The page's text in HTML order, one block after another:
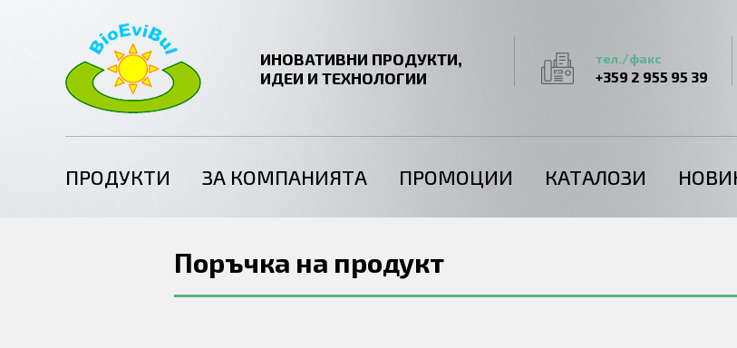
ИНОВАТИВНИ ПРОДУКТИ,
ИДЕИ И ТЕХНОЛОГИИ
тел./факс
+359 2 955 95 39
ПРОДУКТИ ЗА КОМПАНИЯТА ПРОМОЦИИ КАТАЛОЗИ
Поръчка на продукт